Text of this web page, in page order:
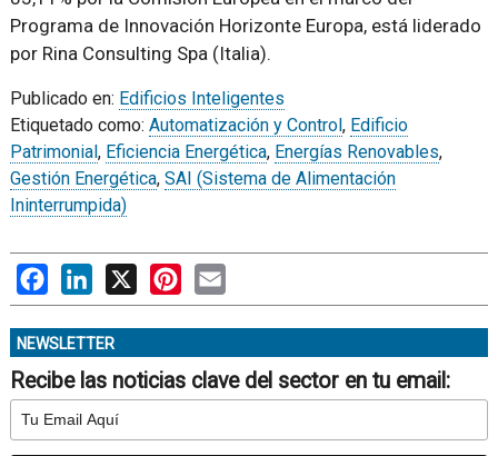
Programa de Innovación Horizonte Europa, está liderado
por Rina Consulting Spa (Italia).
Publicado en: Edificios Inteligentes
Etiquetado como: Automatización y Control, Edificio
Patrimonial, Eficiencia Energética, Energías Renovables,
Gestión Energética, SAI (Sistema de Alimentación
Ininterrumpida)
FacebookLinkedIn
X PinterestEmail
NEWSLETTER
Recibe las noticias clave del sector en tu email: